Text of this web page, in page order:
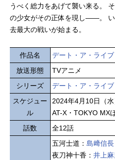
うべく総力をあげて襲い来る。
の少女がその正体を現し――。
去最大の戦いが始まる。
作品名
デート・ア・ライ
放送形態
TVアニメ
シリーズ
デート・ア・ライブ
スケジュー
ル
2024年4月10日（水
AT-X・TOKYO MX
話数
全12話
五河士道： 島﨑信長
夜刀神十香： 井上